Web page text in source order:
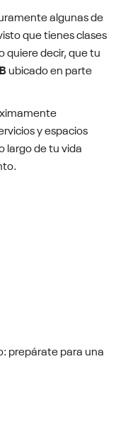
algunas de
que tienes clases
quiere decir, que tu
ubicado en parte
y espacios
largo de tu vida
prepárate para una